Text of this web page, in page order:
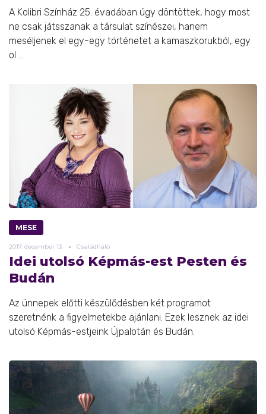
A Kolibri Színház 25. évadában úgy döntöttek, hogy most
ne csak játsszanak a társulat színészei, hanem
meséljenek el egy-egy történetet a kamaszkorukból, egy
ol ...
MESE
2017. december 13. Családháló
Idei utolsó Képmás-est Pesten és
Budán
Az ünnepek előtti készülődésben két programot
szeretnénk a figyelmetekbe ajánlani. Ezek lesznek az idei
utolsó Képmás-estjeink Újpalotán és Budán.